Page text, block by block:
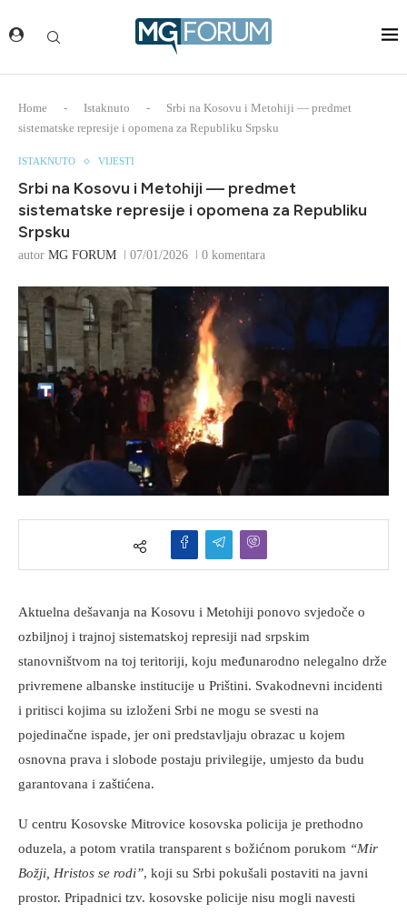
Home - Istaknuto -
Srbi na Kosovu i Metohiji — predmet
sistematske represije i opomena za Republiku Srpsku
ISTAKNUTO VIJESTI
Srbi na Kosovu i Metohiji — predmet
sistematske represije i opomena za Republiku
Srpsku
autor MG FORUM 07/01/2026 0 komentara
Aktuelna dešavanja na Kosovu i Metohiji ponovo svjedoče o
ozbiljnoj i trajnoj sistematskoj represiji nad srpskim
stanovništvom na toj teritoriji, koju međunarodno nelegalno drže
privremene albanske institucije u Prištini. Svakodnevni incidenti
i pritisci kojima su izloženi Srbi ne mogu se svesti na
pojedinačne ispade, jer oni predstavljaju obrazac u kojem
osnovna prava i slobode postaju privilegije, umjesto da budu
garantovana i zaštićena.
U centru Kosovske Mitrovice kosovska policija je prethodno
oduzela, a potom vratila transparent s božićnom porukom “Mir
Božji, Hristos se rodi”, koji su Srbi pokušali postaviti na javni
prostor. Pripadnici tzv. kosovske policije nisu mogli navesti